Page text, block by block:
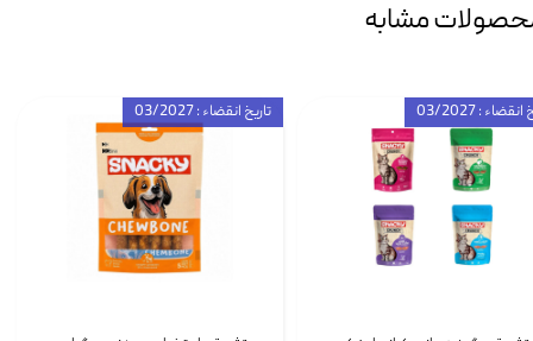
مشابه
تاریخ انقضاء : 03/2027 : 03/2027